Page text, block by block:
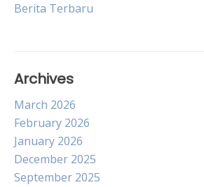
navigation
Berita Terbaru
Archives
March 2026
February 2026
January 2026
December 2025
September 2025